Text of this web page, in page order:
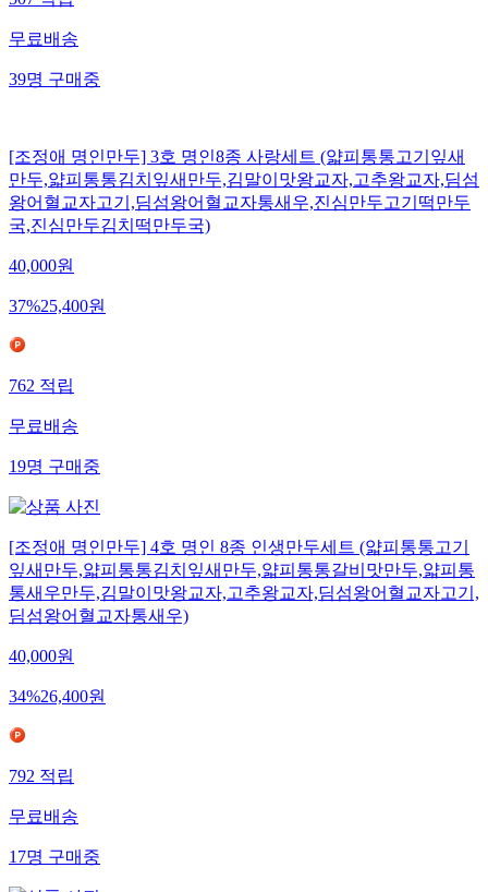
무료배송
39명구매중
[조정애 명인만두] 3호 명인8종 사랑세트 (얇피통통고기잎새
만두,얇피통통김치잎새만두,김말이맛왕교자,고추왕교자,딤섬
왕어혈교자고기,딤섬왕어혈교자통새우,진심만두고기떡만두
국,진심만두김치떡만두국)
40,000원
37%25,400원
762적립
무료배송
19명구매중
[조정애 명인만두] 4호 명인 8종 인생만두세트 (얇피통통고기
잎새만두,얇피통통김치잎새만두,얇피통통갈비맛만두,얇피통
통새우만두,김말이맛왕교자,고추왕교자,딤섬왕어혈교자고기,
딤섬왕어혈교자통새우)
40,000원
34%26,400원
792적립
무료배송
17명구매중